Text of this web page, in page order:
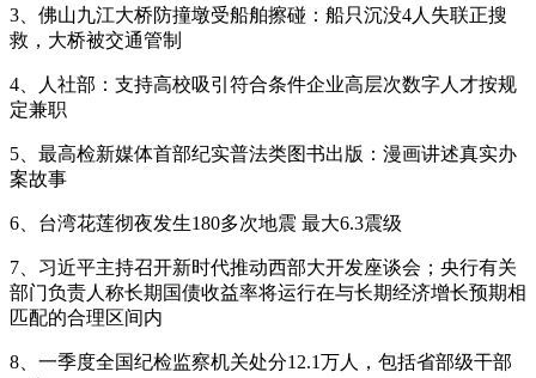
3、佛山九江大桥防撞墩受船舶擦碰：船只沉没4人失联正搜
救，大桥被交通管制
4、人社部：支持高校吸引符合条件企业高层次数字人才按规
定兼职
5、最高检新媒体首部纪实普法类图书出版：漫画讲述真实办
案故事
6、台湾花莲彻夜发生180多次地震 最大6.3震级
7、习近平主持召开新时代推动西部大开发座谈会；央行有关
部门负责人称长期国债收益率将运行在与长期经济增长预期相
匹配的合理区间内
8、一季度全国纪检监察机关处分12.1万人，包括省部级干部